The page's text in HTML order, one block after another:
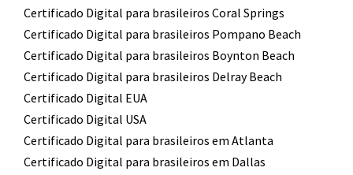
Certificado Digital para brasileiros Coral Springs
Certificado Digital para brasileiros Pompano Beach
Certificado Digital para brasileiros Boynton Beach
Certificado Digital para brasileiros Delray Beach
Certificado Digital EUA
Certificado Digital USA
Certificado Digital para brasileiros em Atlanta
Certificado Digital para brasileiros em Dallas